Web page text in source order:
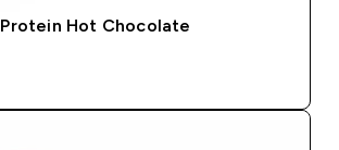
Protein Hot Chocolate